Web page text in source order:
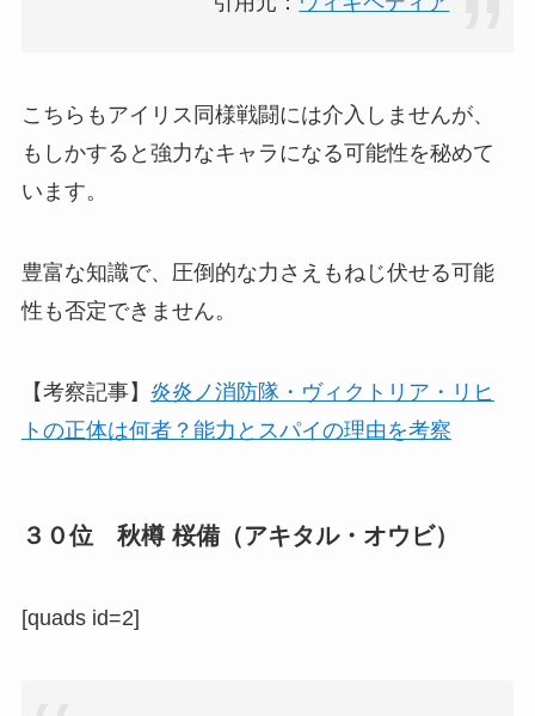
こちらもアイリス同様戦闘には介入しませんが、
もしかすると強力なキャラになる可能性を秘めて
います。
豊富な知識で、圧倒的な力さえもねじ伏せる可能
性も否定できません。
【考察記事】 炎炎ノ消防隊・ヴィクトリア・リヒ
トの正体は何者？能力とスパイの理由を考察
３０位 秋樽 桜備（アキタル・オウビ）
[quads id=2]